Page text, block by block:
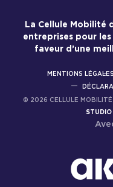
La Cellule Mobilité
entreprises pour
faveur d’une
MENTIONS LÉGALES
© 2026 CELLULE